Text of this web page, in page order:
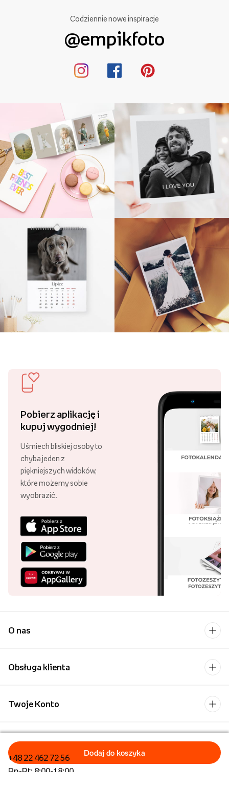
Codziennie nowe inspiracje
@empikfoto
Pobierz aplikację i
kupuj wygodniej!
Uśmiech bliskiej osoby to
chyba jeden z
piękniejszych widoków,
które możemy sobie
wyobrazić.
O nas
Obsługa klienta
Kontakt
+48 22 462 72 56
Pn-Pt: 8:00-18:00
Twoje Konto